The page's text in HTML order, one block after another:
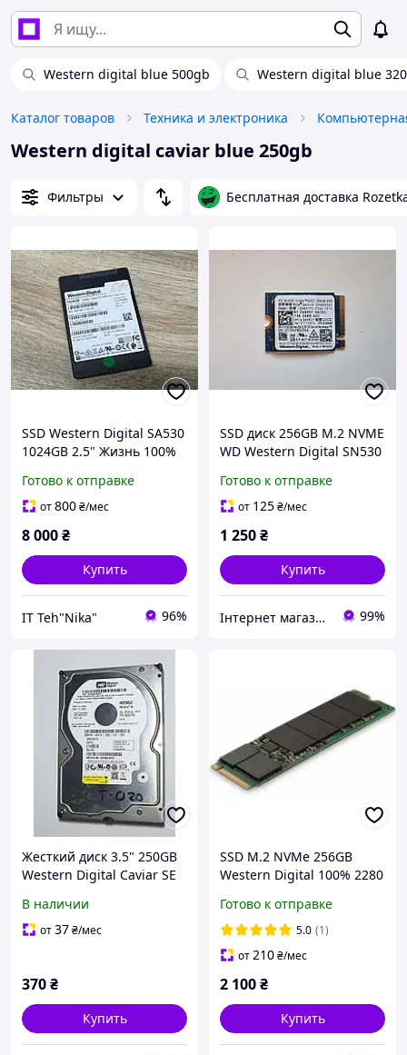
Western digital blue 500gb Western digital blue
Каталог товаров Техника и электроника
Western digital caviar blue 250gb
Фильтры Бесплатная доставка
SSD Western Digital SA530
1024GB 2.5" Жизнь 100%
Готово к отправке
от800₴/мес
8 000₴
Купить
IT Teh"Nika" 96%
SSD диск 256GB M.2 NVME
WD Western Digital SN530
2400мб\с
Готово к отправке
от 125₴/мес
1 250₴
Купить
Інтернет магазин "KSEON" 99%
Жесткий диск 3.5" 250GB
Western Digital Caviar SE
7200RPM 8MB Б/У
В наличии
от37₴/мес
370₴
Купить
SSD M.2 NVMe 256GB
Western Digital 100% 2280
Готово к отправке
5.0 (1)
от210₴/мес
2 100₴
Купить